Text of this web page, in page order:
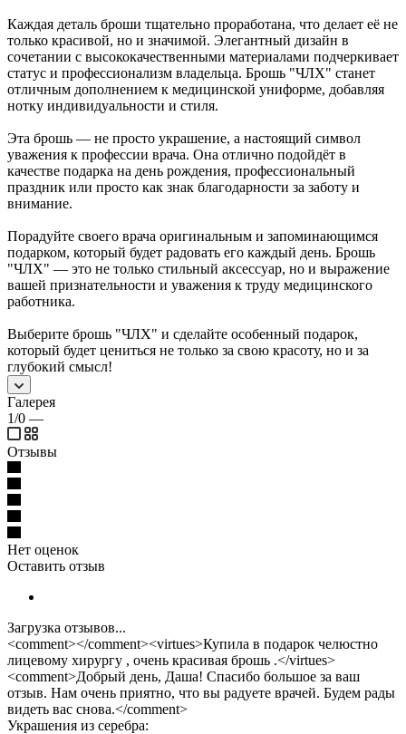
Каждая деталь броши тщательно проработана, что делает её не
только красивой, но и значимой. Элегантный дизайн в
сочетании с высококачественными материалами подчеркивает
статус и профессионализм владельца. Брошь "ЧЛХ" станет
отличным дополнением к медицинской униформе, добавляя
нотку индивидуальности и стиля.
Эта брошь — не просто украшение, а настоящий символ
уважения к профессии врача. Она отлично подойдёт в
качестве подарка на день рождения, профессиональный
праздник или просто как знак благодарности за заботу и
внимание.
Порадуйте своего врача оригинальным и запоминающимся
подарком, который будет радовать его каждый день. Брошь
"ЧЛХ" — это не только стильный аксессуар, но и выражение
вашей признательности и уважения к труду медицинского
работника.
Выберите брошь "ЧЛХ" и сделайте особенный подарок,
который будет цениться не только за свою красоту, но и за
глубокий смысл!
Галерея
1/0 —
Отзывы
Нет оценок
Оставить отзыв
Загрузка отзывов...
<comment></comment><virtues>Купила в подарок челюстно
лицевому хирургу , очень красивая брошь .</virtues>
<comment>Добрый день, Даша! Спасибо большое за ваш
отзыв. Нам очень приятно, что вы радуете врачей. Будем рады
видеть вас снова.</comment>
Украшения из серебра: